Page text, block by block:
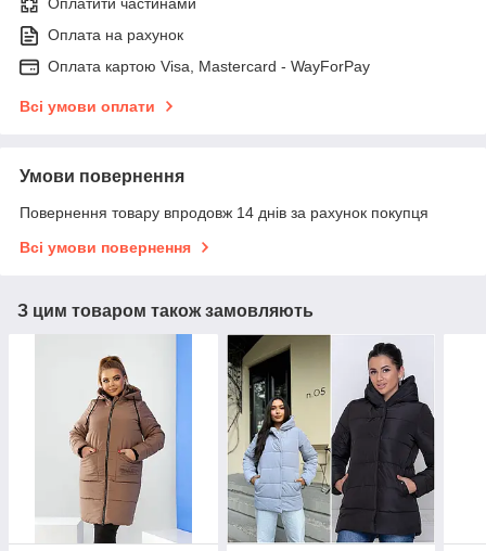
Оплата на рахунок
Оплата картою Visa, Mastercard - WayForPay
Всі умови оплати
Умови повернення
Повернення товару впродовж 14 днів за рахунок покупця
Всі умови повернення
З цим товаром також замовляють